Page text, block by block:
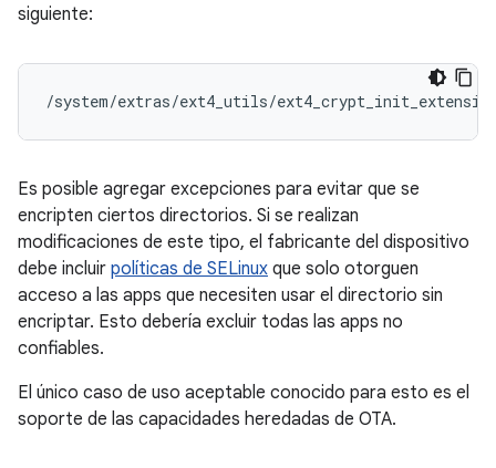
siguiente:
/system/extras/ext4_utils/
Es posible agregar excepciones para evitar que se
encripten ciertos directorios. Si se realizan
modificaciones de este tipo, el fabricante del dispositivo
debe incluir políticas de SELinux que solo otorguen
acceso a las apps que necesiten usar el directorio sin
encriptar. Esto debería excluir todas las apps no
confiables.
El único caso de uso aceptable conocido para esto es el
soporte de las capacidades heredadas de OTA.